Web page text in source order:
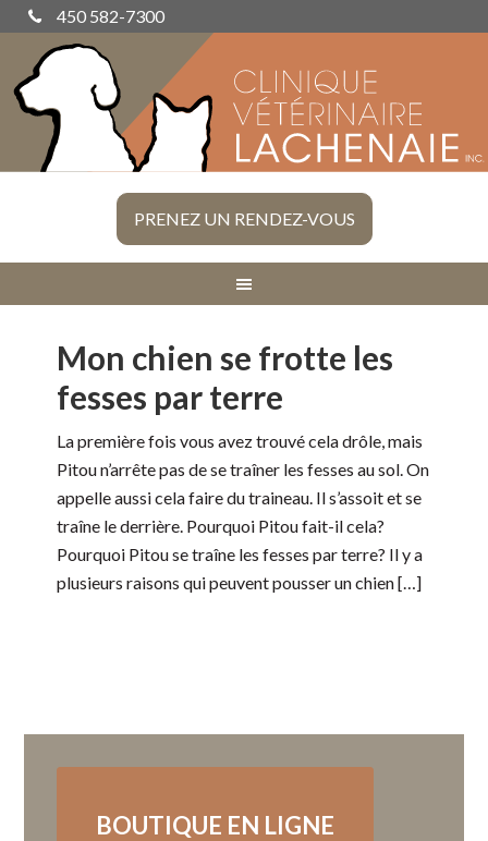
450 582-7300
PRENEZ UN RENDEZ-VOUS
Mon chien se frotte les
fesses par terre
La première fois vous avez trouvé cela drôle, mais
Pitou n’arrête pas de se traîner les fesses au sol. On
appelle aussi cela faire du traineau. Il s’assoit et se
traîne le derrière. Pourquoi Pitou fait-il cela?
Pourquoi Pitou se traîne les fesses par terre? Il y a
plusieurs raisons qui peuvent pousser un chien […]
BOUTIQUE EN LIGNE